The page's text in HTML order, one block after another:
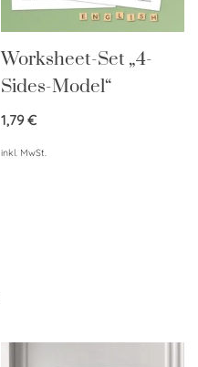
Worksheet-Set „4-
Sides-Model“
1,79€
inkl. MwSt.